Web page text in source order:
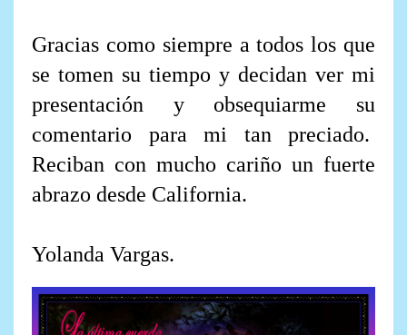
Gracias como siempre a todos los que
se tomen su tiempo y decidan ver mi
presentación y obsequiarme su
comentario para mi tan preciado.
Reciban con mucho cariño un fuerte
abrazo desde California.
Yolanda Vargas.